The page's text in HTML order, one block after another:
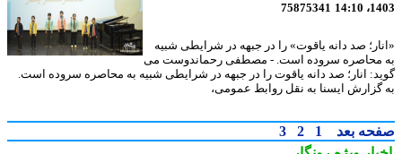
75875341
صد دانه یاقوت» را در جبهه در شرایطی شبیه
محاصره سروده است. - مصطفی رحماندوست می
انار؛ صد دانه یاقوت را در جبهه در شرایطی شبیه به محاصره سروده است.
ایسنا به نقل روابط عمومی،
بعد 1
2
3